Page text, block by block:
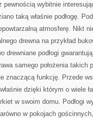
pewnością wybitnie
taką właśnie podłogę.
atmosferę. Nikt
drewna na przykład
drewniane podłogi
samego położenia takich
znaczącą funkcję. Przede
dzięki którym o wiele
w swoim domu. Podłogi
w pokojach